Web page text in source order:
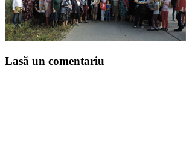
Lasă un comentariu